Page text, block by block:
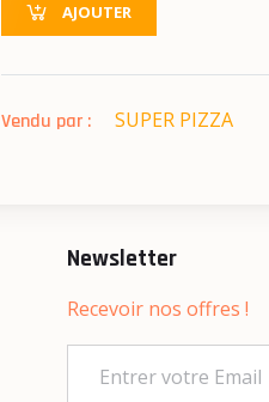
AJOUTER
Vendu par : SUPER PIZZA
Newsletter
Recevoir nos offres !